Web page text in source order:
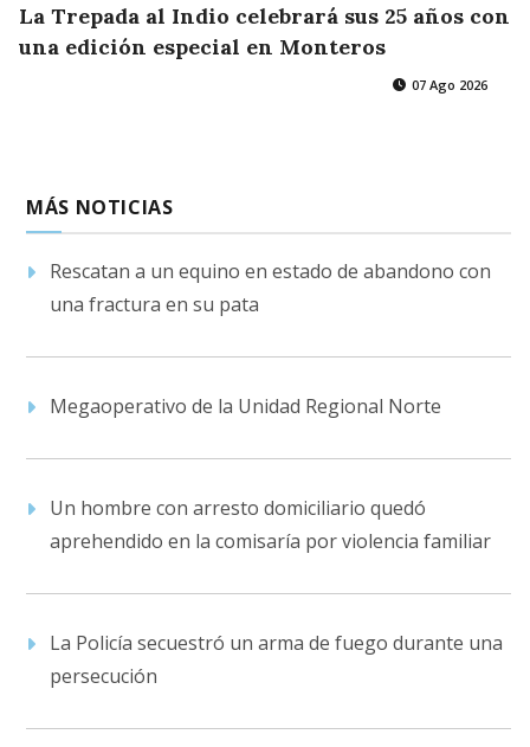
La Trepada al Indio celebrará sus 25 años con
una edición especial en Monteros
07 Ago 2026
MÁS NOTICIAS
Rescatan a un equino en estado de abandono con
una fractura en su pata
Megaoperativo de la Unidad Regional Norte
Un hombre con arresto domiciliario quedó
aprehendido en la comisaría por violencia familiar
La Policía secuestró un arma de fuego durante una
persecución